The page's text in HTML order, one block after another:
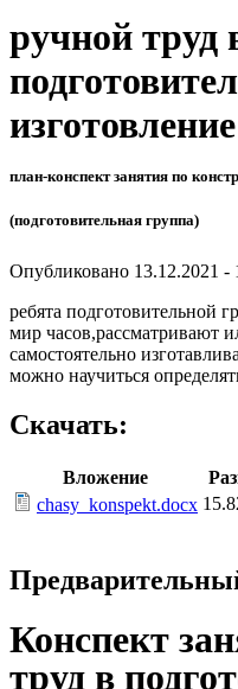
ручной труд
план-конспект занятия по
(подготовительная группа)
Опубликовано 13.12.2021 -
ребята подготовительной
мир часов,рассматривают
самостоятельно
можно научиться
Скачать:
Вложение
chasy_konspekt.docx
Конспект
труд в